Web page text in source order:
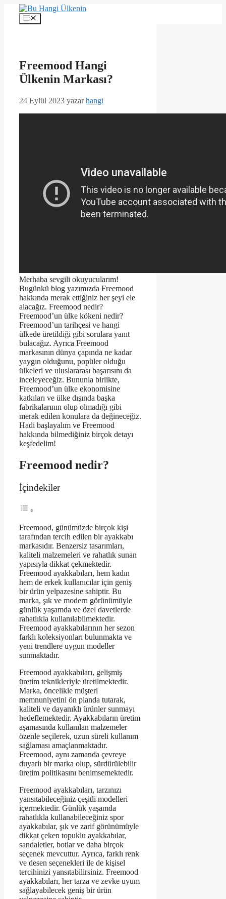
İçeriğe
Menü
Freemood Hangi
Ülkenin Markası?
24 Eylül 2023 yazarhangi
Merhaba sevgili okuyucularım!
Bugünkü blog yazımızda Freemood
hakkında merak ettiğiniz her şeyi ele
alacağız. Freemood nedir?
Freemood’un ülke kökeni nedir?
Freemood’un tarihçesi ve hangi
ülkede üretildiği gibi sorulara yanıt
bulacağız. Ayrıca Freemood
markasının dünya çapında ne kadar
yaygın olduğunu, popüler olduğu
ülkeleri ve uluslararası başarısını da
inceleyeceğiz. Bununla birlikte,
Freemood’un ülke ekonomisine
katkıları ve ülke dışında başka
fabrikalarının olup olmadığı gibi
merak edilen konulara da değineceğiz.
Hadi başlayalım ve Freemood
hakkında bilmediğiniz birçok detayı
keşfedelim!
Freemood nedir?
İçindekiler
Freemood, günümüzde birçok kişi
tarafından tercih edilen bir ayakkabı
markasıdır. Benzersiz tasarımları,
kaliteli malzemeleri ve rahatlık sunan
yapısıyla dikkat çekmektedir.
Freemood ayakkabıları, hem kadın
hem de erkek kullanıcılar için geniş
bir ürün yelpazesine sahiptir. Bu
marka, şık ve modern görünümüyle
günlük yaşamda ve özel davetlerde
rahatlıkla kullanılabilmektedir.
Freemood ayakkabılarının her sezon
farklı koleksiyonları bulunmakta ve
yeni trendlere uygun modeller
sunmaktadır.
Freemood ayakkabıları, gelişmiş
üretim teknikleriyle üretilmektedir.
Marka, öncelikle müşteri
memnuniyetini ön planda tutarak,
kaliteli ve dayanıklı ürünler sunmayı
hedeflemektedir. Ayakkabıların üretim
aşamasında kullanılan malzemeler
özenle seçilerek, uzun süreli kullanım
sağlaması amaçlanmaktadır.
Freemood, aynı zamanda çevreye
duyarlı bir marka olup, sürdürülebilir
üretim politikasını benimsemektedir.
Freemood ayakkabıları, tarzınızı
yansıtabileceğiniz çeşitli modelleri
içermektedir. Günlük yaşamda
rahatlıkla kullanabileceğiniz spor
ayakkabılar, şık ve zarif görünümüyle
dikkat çeken topuklu ayakkabılar,
sandaletler, botlar ve daha birçok
seçenek mevcuttur. Ayrıca, farklı renk
ve desen seçenekleri ile de kişisel
tercihinizi yansıtabilirsiniz. Freemood
ayakkabıları, her tarza ve zevke uyum
sağlayabilecek geniş bir ürün